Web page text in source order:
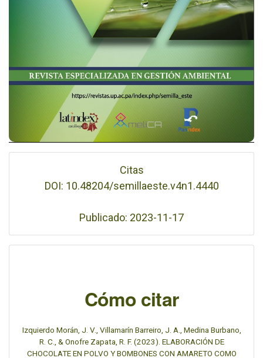
Citas
DOI: 10.48204/semillaeste.v4n1.4440
Publicado: 2023-11-17
Cómo citar
Izquierdo Morán, J. V., Villamarín Barreiro, J. A., Medina Burbano,
R. C., & Onofre Zapata, R. F. (2023). ELABORACIÓN DE
CHOCOLATE EN POLVO Y BOMBONES CON AMARETO COMO